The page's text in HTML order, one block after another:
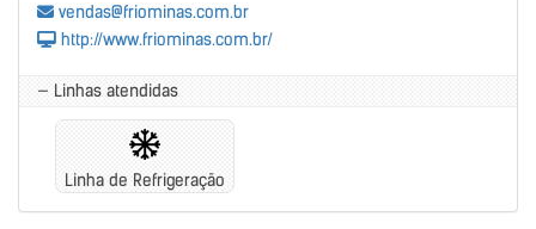
content/themes/coel/functions.php
vendas@friominas.com.br
http://www.friominas.com.br/
— Linhas atendidas
Linha de Refrigeração